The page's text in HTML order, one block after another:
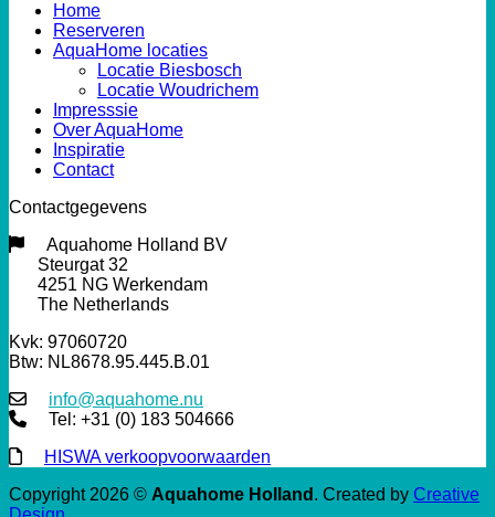
Home
Reserveren
AquaHome locaties
Locatie Biesbosch
Locatie Woudrichem
Impresssie
Over AquaHome
Inspiratie
Contact
Contactgegevens
Aquahome Holland BV
Steurgat 32
4251 NG Werkendam
The Netherlands
Kvk: 97060720
Btw: NL8678.95.445.B.01
info@aquahome.nu
Tel: +31 (0) 183 504666
HISWA verkoopvoorwaarden
Copyright 2026 © Aquahome Holland . Created by Creative